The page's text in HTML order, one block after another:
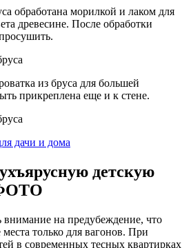
обработана морилкой и лаком для
древесине. После обработки
из бруса для большей
прикреплена еще и к стене.
дачи и дома
детскую
внимание на предубеждение, что
только для вагонов. При
в современных тесных квартирках